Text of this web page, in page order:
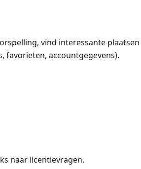
vind interessante
favorieten, accountgegevens).
naar licentievragen.